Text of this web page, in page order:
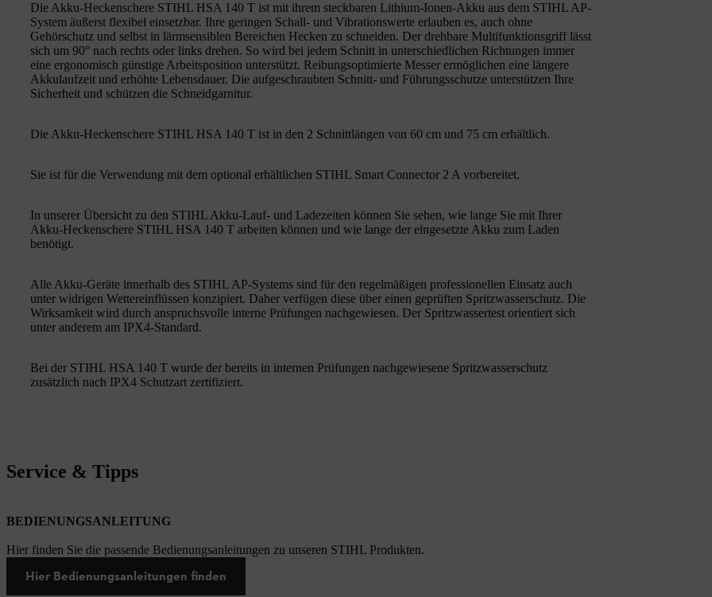
Die Akku-Heckenschere STIHL HSA 140 T ist mit ihrem steckbaren Lithium-Ionen-Akku aus dem STIHL AP-
System äußerst flexibel einsetzbar. Ihre geringen Schall- und Vibrationswerte erlauben es, auch ohne
Gehörschutz und selbst in lärmsensiblen Bereichen Hecken zu schneiden. Der drehbare Multifunktionsgriff lässt
sich um 90° nach rechts oder links drehen. So wird bei jedem Schnitt in unterschiedlichen Richtungen immer
eine ergonomisch günstige Arbeitsposition unterstützt. Reibungsoptimierte Messer ermöglichen eine längere
Akkulaufzeit und erhöhte Lebensdauer. Die aufgeschraubten Schnitt- und Führungsschutze unterstützen Ihre
Sicherheit und schützen die Schneidgarnitur.
Die Akku-Heckenschere STIHL HSA 140 T ist in den 2 Schnittlängen von 60 cm und 75 cm erhältlich.
Sie ist für die Verwendung mit dem optional erhältlichen STIHL Smart Connector 2 A vorbereitet.
In unserer Übersicht zu den STIHL Akku-Lauf- und Ladezeiten können Sie sehen, wie lange Sie mit Ihrer
Akku-Heckenschere STIHL HSA 140 T arbeiten können und wie lange der eingesetzte Akku zum Laden
benötigt.
Alle Akku-Geräte innerhalb des STIHL AP-Systems sind für den regelmäßigen professionellen Einsatz auch
unter widrigen Wettereinflüssen konzipiert. Daher verfügen diese über einen geprüften Spritzwasserschutz. Die
Wirksamkeit wird durch anspruchsvolle interne Prüfungen nachgewiesen. Der Spritzwassertest orientiert sich
unter anderem am IPX4-Standard.
Bei der STIHL HSA 140 T wurde der bereits in internen Prüfungen nachgewiesene Spritzwasserschutz
zusätzlich nach IPX4 Schutzart zertifiziert.
Service & Tipps
BEDIENUNGSANLEITUNG
Hier finden Sie die passende Bedienungsanleitungen zu unseren STIHL Produkten.
Hier Bedienungsanleitungen finden